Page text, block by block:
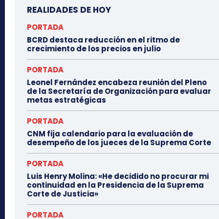
REALIDADES DE HOY
PORTADA
BCRD destaca reducción en el ritmo de
crecimiento de los precios en julio
PORTADA
Leonel Fernández encabeza reunión del Pleno
de la Secretaría de Organización para evaluar
metas estratégicas
PORTADA
CNM fija calendario para la evaluación de
desempeño de los jueces de la Suprema Corte
PORTADA
Luis Henry Molina: «He decidido no procurar mi
continuidad en la Presidencia de la Suprema
Corte de Justicia»
PORTADA